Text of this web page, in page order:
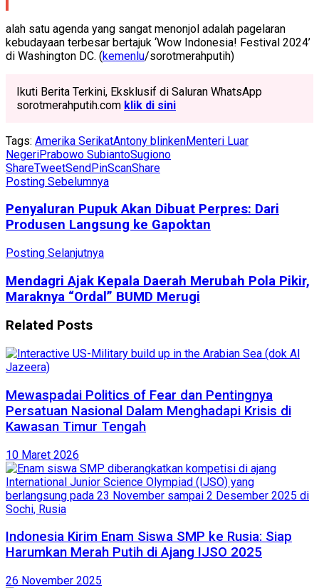
alah satu agenda yang sangat menonjol adalah pagelaran
kebudayaan terbesar bertajuk ‘Wow Indonesia! Festival 2024’
di Washington DC. (kemenlu/sorotmerahputih)
Ikuti Berita Terkini, Eksklusif di Saluran WhatsApp
sorotmerahputih.com klik di sini
Tags: Amerika SerikatAntony blinkenMenteri Luar
NegeriPrabowo SubiantoSugiono
ShareTweetSendPinScanShare
Posting Sebelumnya
Penyaluran Pupuk Akan Dibuat Perpres: Dari
Produsen Langsung ke Gapoktan
Posting Selanjutnya
Mendagri Ajak Kepala Daerah Merubah Pola Pikir,
Maraknya “Ordal” BUMD Merugi
Related Posts
Mewaspadai Politics of Fear dan Pentingnya
Persatuan Nasional Dalam Menghadapi Krisis di
Kawasan Timur Tengah
10 Maret 2026
Indonesia Kirim Enam Siswa SMP ke Rusia: Siap
Harumkan Merah Putih di Ajang IJSO 2025
26 November 2025